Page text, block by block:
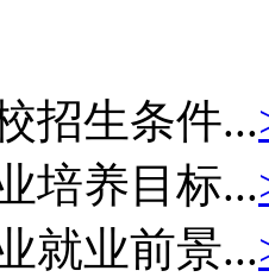
招生条件...
培养目标...
就业前景...